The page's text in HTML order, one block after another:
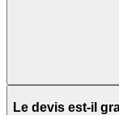
Le devis est-il